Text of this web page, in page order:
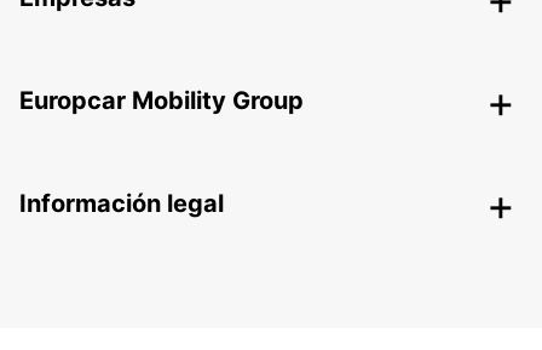
Europcar Mobility Group
Información legal